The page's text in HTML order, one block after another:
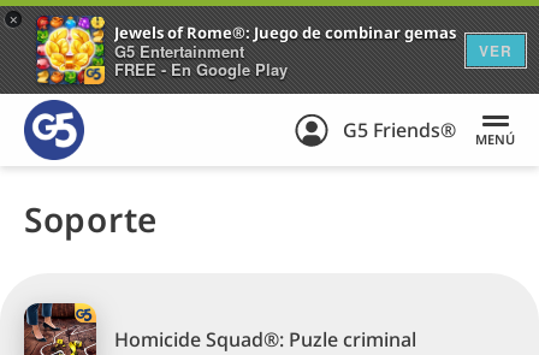
Jewels of Rome®: Juego de combinar gemas
G5 Entertainment
FREE - En Google Play
VER
+
G5 Friends® MENÚ
Soporte
Homicide Squad®: Puzle criminal